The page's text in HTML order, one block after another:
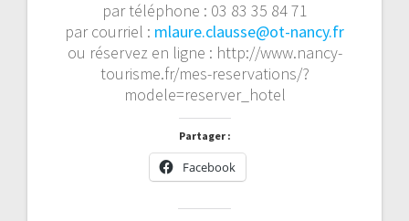
par téléphone : 03 83 35 84 71
par courriel : mlaure.clausse@ot-nancy.fr
ou réservez en ligne : http://www.nancy-
tourisme.fr/mes-reservations/?
modele=reserver_hotel
Partager :
Facebook